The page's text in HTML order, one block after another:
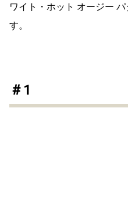
ワイト・ホット オージー
す。
＃1